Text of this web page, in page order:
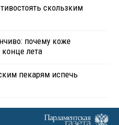
скользким
почему коже
лета
пекарям испечь